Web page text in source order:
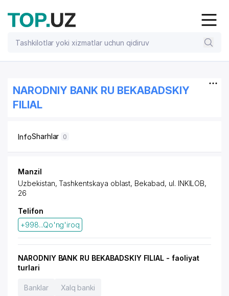
NARODNIY BANK RU BEKABADSKIY
FILIAL
InfoSharhlar 0
Manzil
Uzbekistan, Tashkentskaya oblast, Bekabad, ul. INKILOB,
26
Telifon
+998...Qo'ng'iroq
NARODNIY BANK RU BEKABADSKIY FILIAL - faoliyat
turlari
Banklar Xalq banki